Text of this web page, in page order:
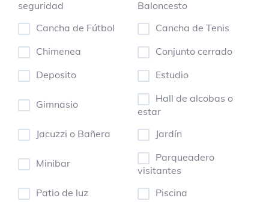
seguridad
Baloncesto
Cancha de Fútbol
Cancha de Tenis
Chimenea
Conjunto cerrado
Deposito
Estudio
Gimnasio
Hall de alcobas o
estar
Jacuzzi o Bañera
Jardín
Minibar
Parqueadero
visitantes
Patio de luz
Piscina